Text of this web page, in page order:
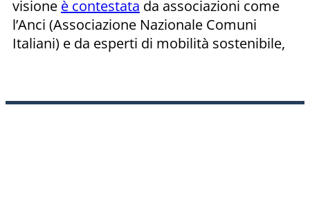
visione è contestata da associazioni come
l’Anci (Associazione Nazionale Comuni
Italiani) e da esperti di mobilità sostenibile,